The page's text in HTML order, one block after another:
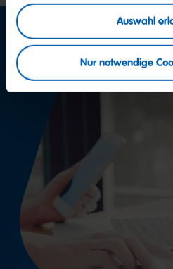
Auswahl
Nur notwendige